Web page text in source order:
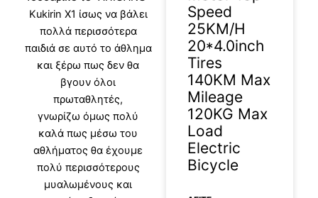
Kukirin X1 ίσως να βάλει
πολλά περισσότερα
παιδιά σε αυτό το άθλημα
και ξέρω πως δεν θα
βγουν όλοι
πρωταθλητές,
γνωρίζω όμως πολύ
καλά πως μέσω του
αθλήματος θα έχουμε
πολύ περισσότερους
μυαλωμένους και
Speed
25KM/H
20*4.0inch
Tires
140KM Max
Mileage
120KG Max
Load
Electric
Bicycle